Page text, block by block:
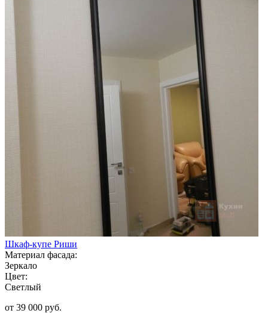
Шкаф-купе Риши
Материал фасада:
Зеркало
Цвет:
Светлый
от 39 000 руб.